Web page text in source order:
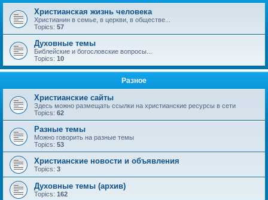
r
h
Христианская жизнь человека
Христианин в семье, в церкви, в обществе...
Topics: 57
Духовные темы
Библейские и богословские вопросы...
Topics: 10
Разное
Христианские сайты
Здесь можно размещать ссылки на христианские ресурсы в сети
Topics: 62
Разные темы
Можно говорить на разные темы
Topics: 53
Христианские новости и объявления
Topics: 3
Духовные темы (архив)
Topics: 162